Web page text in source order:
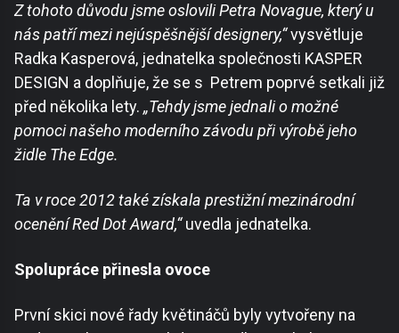
Z tohoto důvodu jsme oslovili Petra Novague, který u
nás patří mezi nejúspěšnější designery,“vysvětluje
Radka Kasperová, jednatelka společnosti KASPER
DESIGN a doplňuje, že se s Petrem poprvé setkali již
před několika lety. „Tehdy jsme jednali o možné
pomoci našeho moderního závodu při výrobě jeho
židle The Edge.
Ta v roce 2012 také získala prestižní mezinárodní
ocenění Red Dot Award,“uvedla jednatelka.
Spolupráce přinesla ovoce
První skici nové řady květináčů byly vytvořeny na